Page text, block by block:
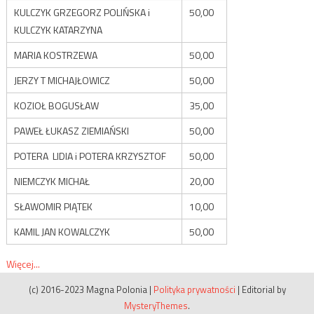
KULCZYK GRZEGORZ POLIŃSKA i
KULCZYK KATARZYNA
50,00
MARIA KOSTRZEWA
50,00
JERZY T MICHAJŁOWICZ
50,00
KOZIOŁ BOGUSŁAW
35,00
PAWEŁ ŁUKASZ ZIEMIAŃSKI
50,00
POTERA LIDIA i POTERA KRZYSZTOF
50,00
NIEMCZYK MICHAŁ
20,00
SŁAWOMIR PIĄTEK
10,00
KAMIL JAN KOWALCZYK
50,00
Więcej...
(c) 2016-2023 Magna Polonia | Polityka prywatności | Editorial by
MysteryThemes.